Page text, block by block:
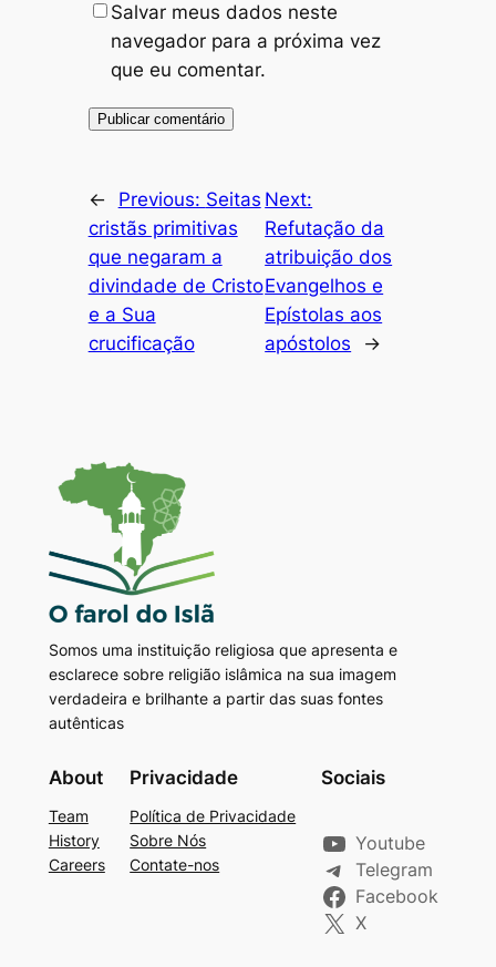
Salvar meus dados neste
navegador para a próxima vez
que eu comentar.
← Previous: Seitas
cristãs primitivas
que negaram a
divindade de Cristo
e a Sua
crucificação
Next:
Refutação da
atribuição dos
Evangelhos e
Epístolas aos
apóstolos
→
Somos uma instituição religiosa que apresenta e
esclarece sobre religião islâmica na sua imagem
verdadeira e brilhante a partir das suas fontes
autênticas
About
Team
History
Careers
Privacidade
Política de Privacidade
Sobre Nós
Contate-nos
Sociais
Youtube
Telegram
Facebook
X